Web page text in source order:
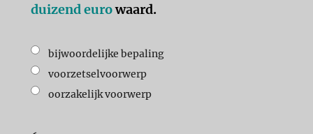
duizend eurowaard.
bijwoordelijke bepaling
voorzetselvoorwerp
oorzakelijk voorwerp